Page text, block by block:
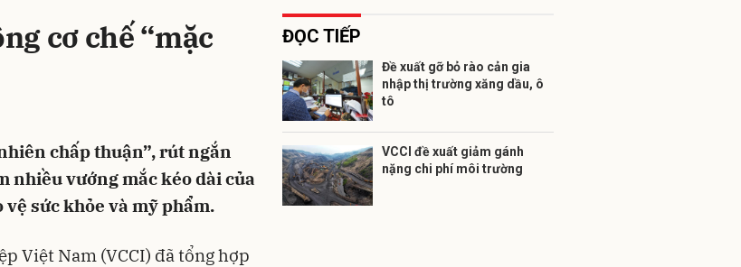
cơ chế “mặc
chấp thuận”, rút ngắn
nhiều vướng mắc kéo dài của
sức khỏe và mỹ phẩm.
Việt Nam (VCCI) đã tổng hợp
ĐỌC TIẾP
Đề xuất gỡ bỏ rào cản gia
nhập thị trường xăng dầu, ô
tô
VCCI đề xuất giảm gánh
nặng chi phí môi trường
Gửi